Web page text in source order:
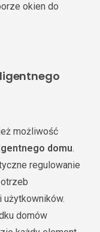
okien do
możliwość
domu.
regulowanie
użytkowników.
domów